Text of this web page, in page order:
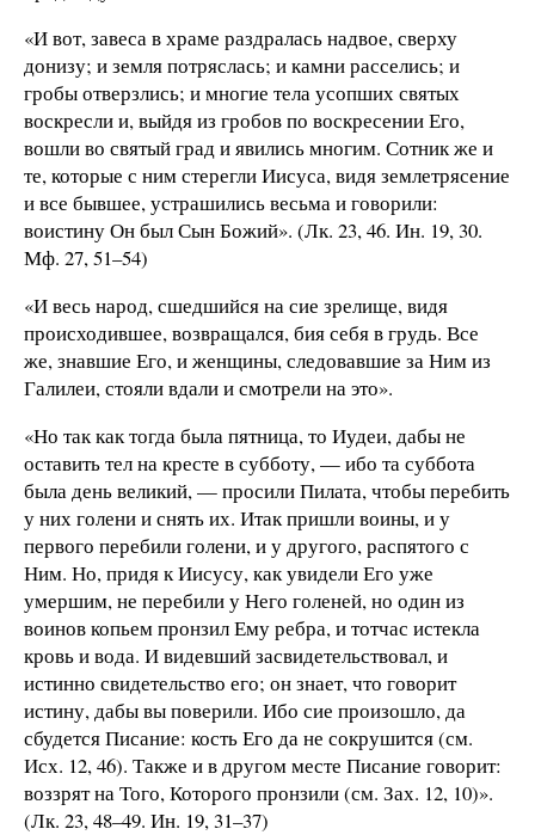
«И вот, завеса в храме раздралась надвое, сверху
донизу; и земля потряслась; и камни расселись; и
гробы отверзлись; и многие тела усопших святых
воскресли и, выйдя из гробов по воскресении Его,
вошли во святый град и явились многим. Сотник же и
те, которые с ним стерегли Иисуса, видя землетрясение
и все бывшее, устрашились весьма и говорили:
воистину Он был Сын Божий». (Лк. 23, 46. Ин. 19, 30.
Мф. 27, 51–54)
«И весь народ, сшедшийся на сие зрелище, видя
происходившее, возвращался, бия себя в грудь. Все
же, знавшие Его, и женщины, следовавшие за Ним из
Галилеи, стояли вдали и смотрели на это».
«Но так как тогда была пятница, то Иудеи, дабы не
оставить тел на кресте в субботу, — ибо та суббота
была день великий, — просили Пилата, чтобы перебить
у них голени и снять их. Итак пришли воины, и у
первого перебили голени, и у другого, распятого с
Ним. Но, придя к Иисусу, как увидели Его уже
умершим, не перебили у Него голеней, но один из
воинов копьем пронзил Ему ребра, и тотчас истекла
кровь и вода. И видевший засвидетельствовал, и
истинно свидетельство его; он знает, что говорит
истину, дабы вы поверили. Ибо сие произошло, да
сбудется Писание: кость Его да не сокрушится (см.
Исх. 12, 46). Также и в другом месте Писание говорит:
воззрят на Того, Которого пронзили (см. Зах. 12, 10)».
(Лк. 23, 48–49. Ин. 19, 31–37)